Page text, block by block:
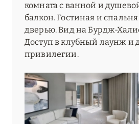
комната с ванной и
балкон. Гостиная и
дверью. Вид на Бурдж-
Доступ в клубный лаунж и
привилегии.